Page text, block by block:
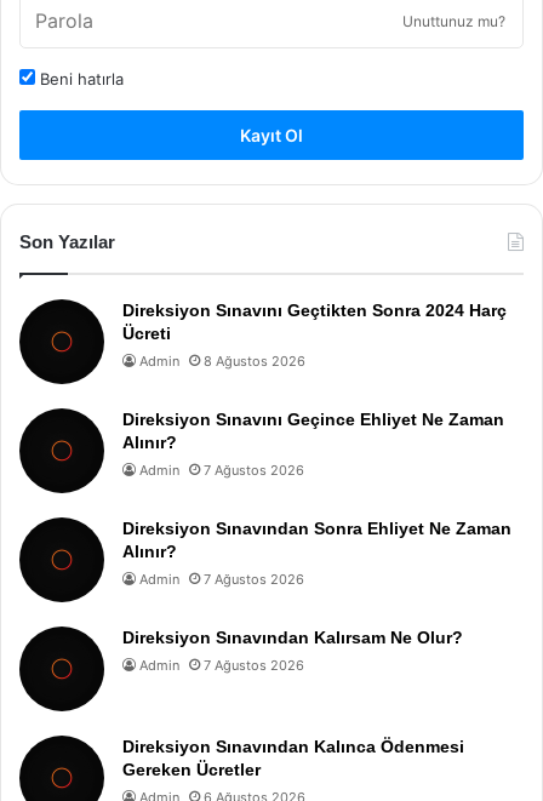
Unuttunuz mu?
Beni hatırla
Kayıt Ol
Son Yazılar
Direksiyon Sınavını Geçtikten Sonra 2024 Harç
Ücreti
Admin 8 Ağustos 2026
Direksiyon Sınavını Geçince Ehliyet Ne Zaman
Alınır?
Admin 7 Ağustos 2026
Direksiyon Sınavından Sonra Ehliyet Ne Zaman
Alınır?
Admin 7 Ağustos 2026
Direksiyon Sınavından Kalırsam Ne Olur?
Admin 7 Ağustos 2026
Direksiyon Sınavından Kalınca Ödenmesi
Gereken Ücretler
Admin 6 Ağustos 2026